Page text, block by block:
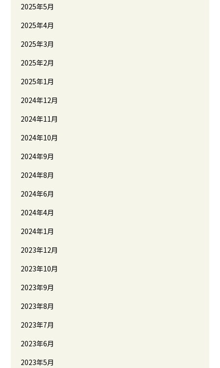
2025年5月
2025年4月
2025年3月
2025年2月
2025年1月
2024年12月
2024年11月
2024年10月
2024年9月
2024年8月
2024年6月
2024年4月
2024年1月
2023年12月
2023年10月
2023年9月
2023年8月
2023年7月
2023年6月
2023年5月